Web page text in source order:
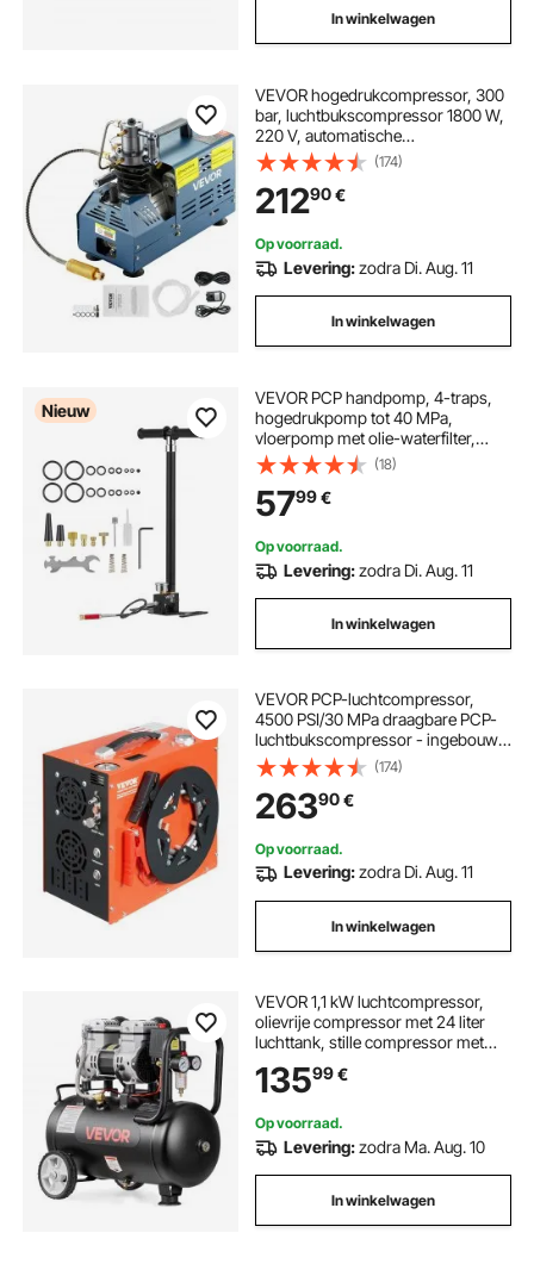
In winkelwagen
VEVOR hogedrukcompressor, 300
bar, luchtbukscompressor 1800 W,
220 V, automatische
drukontlasting, geschikt voor
paintball-luchtbuksen, PCP-
geweren en duikflessen.
(174)
21290€
Op voorraad.
Levering:zodra Di. Aug. 11
In winkelwagen
Nieuw
VEVOR PCP handpomp, 4-traps,
hogedrukpomp tot 40 MPa,
vloerpomp met olie-waterfilter,
manometer en roestvrijstalen
behuizing, voor luchtgeweren,
paintball, banden oppompen en
opblaasboten, zwart
(18)
5799€
Op voorraad.
Levering:zodra Di. Aug. 11
In winkelwagen
VEVOR PCP-luchtcompressor,
4500 PSI/30 MPa draagbare PCP-
luchtbukscompressor - ingebouwd
water- en ventilatorkoelsysteem,
auto-stop DC12V/AC230V
paintball-tankcompressor voor
luchtbuks, duikfles
(174)
26390€
Op voorraad.
Levering:zodra Di. Aug. 11
In winkelwagen
VEVOR 1,1 kW luchtcompressor,
olievrije compressor met 24 liter
luchttank, stille compressor met
een capaciteit van 68 l/min bij 6,2
bar en een maximale druk van 8
met wielen en handvat voor
werkplaats en doe-het-zelf.
13599€
Op voorraad.
Levering:zodra Ma. Aug. 10
In winkelwagen